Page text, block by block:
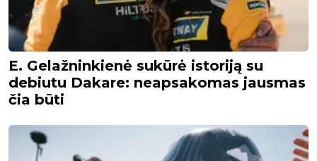
E. Gelažninkienė sukūrė istoriją su
debiutu Dakare: neapsakomas jausmas
čia būti